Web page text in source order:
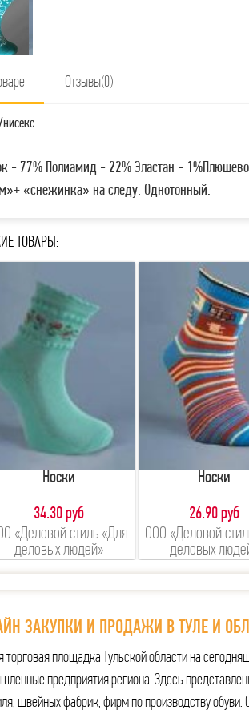
Отзывы(0)
- 77% Полиамид - 22% Эластан -
«снежинка» на следу. Однотонный.
ТОВАРЫ:
Носки
34.30 руб
«Деловой стиль «Для
деловых людей»
Носки
26.90 руб
ООО «Деловой
деловых
ЗАКУПКИ И ПРОДАЖИ В ТУЛЕ И
торговая площадка Тульской области на
предприятия региона. Здесь
швейных фабрик, фирм по производству обуви.